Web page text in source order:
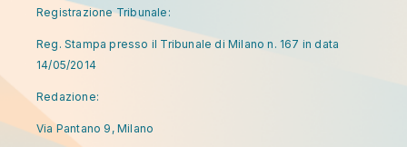
Registrazione Tribunale:
Reg. Stampa presso il Tribunale di Milano n. 167 in data
14/05/2014
Redazione:
Via Pantano 9, Milano